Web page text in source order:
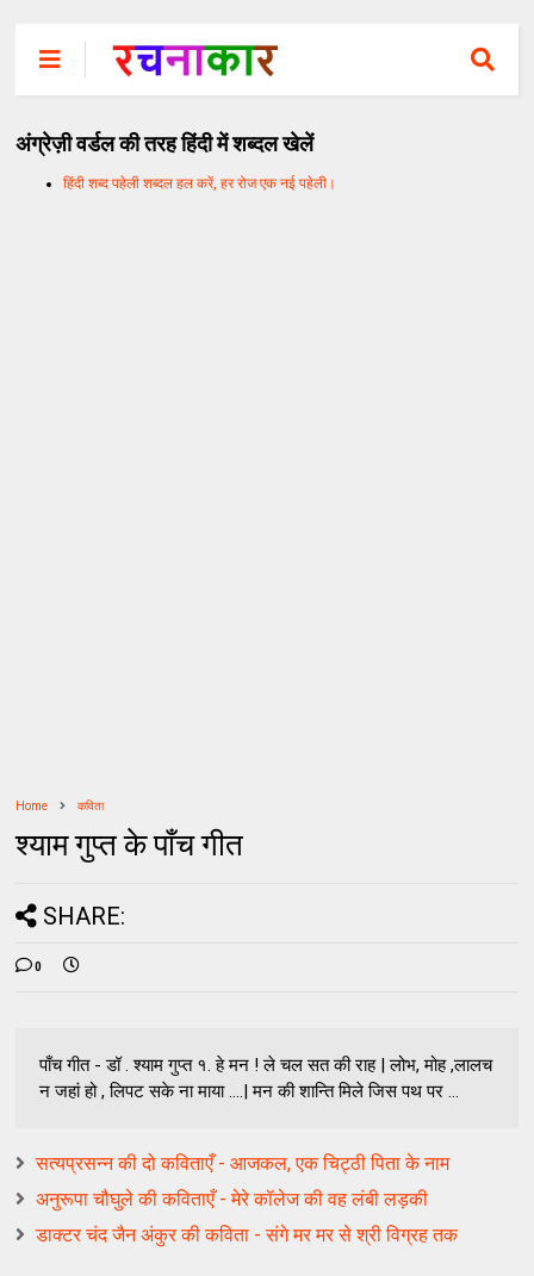
अंग्रेज़ी वर्डल की तरह हिंदी में शब्दल खेलें
हिंदी शब्द पहेली शब्दल हल करें, हर रोज एक नई पहेली।
Home कविता
श्याम गुप्त के पाँच गीत
SHARE:
0
पाँच गीत - डॉ . श्याम गुप्त १. हे मन ! ले चल सत की राह | लोभ, मोह ,लालच
न जहां हो , लिपट सके ना माया ....| मन की शान्ति मिले जिस पथ पर ...
सत्यप्रसन्न की दो कविताएँ - आजकल, एक चिट्ठी पिता के नाम
अनुरूपा चौघुले की कविताएँ - मेरे कॉलेज की वह लंबी लड़की
डाक्टर चंद जैन अंकुर की कविता - संगे मर मर से श्री विग्रह तक